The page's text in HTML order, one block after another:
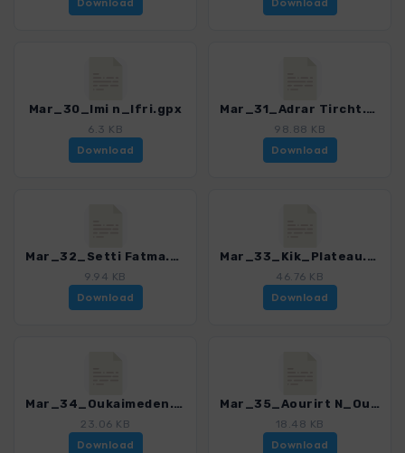
Download
Download
Mar_30_Imi n_Ifri.gpx
6.3 KB
Download
Mar_31_Adrar Tircht.gpx
98.88 KB
Download
Mar_32_Setti Fatma.gpx
9.94 KB
Download
Mar_33_Kik_Plateau.gpx
46.76 KB
Download
Mar_34_Oukaimeden.gpx
23.06 KB
Download
Mar_35_Aourirt N_Ouassif.gpx
18.48 KB
Download